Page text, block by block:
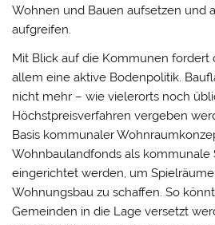
Wohnen und Bauen aufsetzen und
aufgreifen.
Mit Blick auf die Kommunen fordert
allem eine aktive Bodenpolitik.
nicht mehr – wie vielerorts noch
Höchstpreisverfahren vergeben
Basis kommunaler
Wohnbaulandfonds als kommunale
eingerichtet werden, um
Wohnungsbau zu schaffen. So
Gemeinden in die Lage versetzt